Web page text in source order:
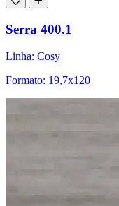
Serra 400.1
Linha: Cosy
Formato: 19,7x120